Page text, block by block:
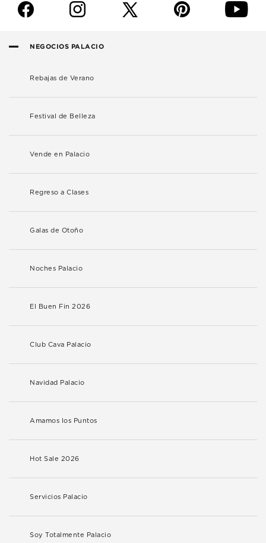
f i p y
NEGOCIOS PALACIO
Rebajas de Verano
Festival de Belleza
Vende en Palacio
Regreso a Clases
Galas de Otoño
Noches Palacio
El Buen Fin 2026
Club Cava Palacio
Navidad Palacio
Amamos los Puntos
Hot Sale 2026
Servicios Palacio
Soy Totalmente Palacio